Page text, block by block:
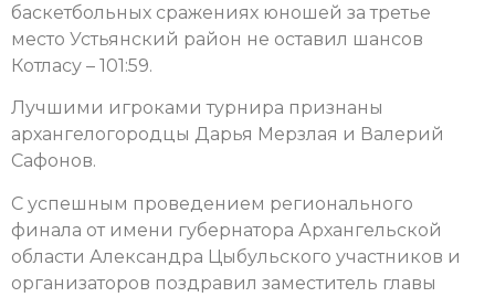
баскетбольных сражениях юношей за третье
место Устьянский район не оставил шансов
Котласу – 101:59.
Лучшими игроками турнира признаны
архангелогородцы Дарья Мерзлая и Валерий
Сафонов.
С успешным проведением регионального
финала от имени губернатора Архангельской
области Александра Цыбульского участников и
организаторов поздравил заместитель главы